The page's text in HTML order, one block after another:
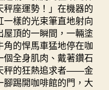
座運勢！」在機器的
樣的光束筆直地射向
頂的一瞬間，一輛塗
的悍馬車猛地停在咖
全身肌肉、戴著鑽石
秤的狂熱追求者——金
踢開咖啡館的門，大